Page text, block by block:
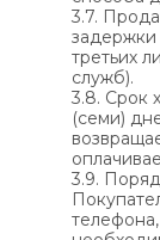
3.7.
задержки
третьих
служб).
3.8. Срок
(семи)
3.9.